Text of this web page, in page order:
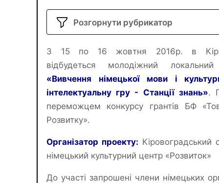
Розгорнути рубрикатор
З 15 по 16 жовтня 2016р. в
відбудеться молодіжний
«Вивчення німецької мови і
інтелектуальну гру - Станції знань».
переможцем конкурсу грантів БФ
Розвитку».
Організатор проекту: Кіровоградський
німецький культурний центр «Розвиток»
До участі запрошені члени німецьких